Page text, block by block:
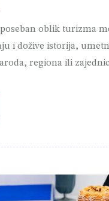
oblik turizma
i dožive istorija,
regiona ili